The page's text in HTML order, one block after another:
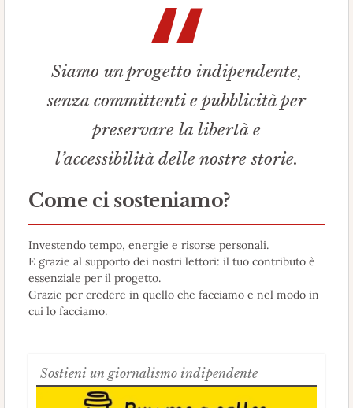
Siamo un progetto indipendente,
senza committenti e pubblicità per
preservare la libertà e
l’accessibilità delle nostre storie.
Come ci sosteniamo?
Investendo tempo, energie e risorse personali.
E grazie al supporto dei nostri lettori: il tuo contributo è
essenziale per il progetto.
Grazie per credere in quello che facciamo e nel modo in
cui lo facciamo.
Sostieni un giornalismo indipendente